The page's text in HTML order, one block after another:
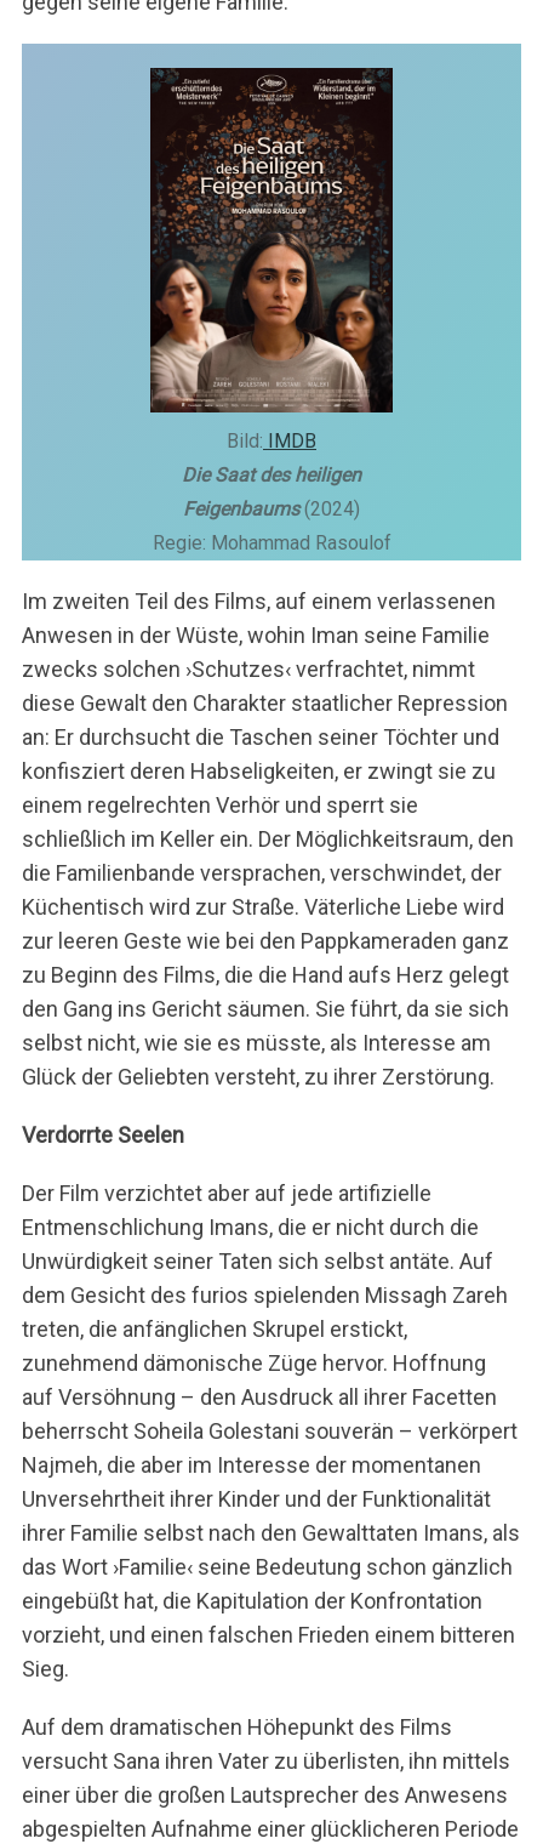
Bild: IMDB
Die Saat des heiligen
Feigenbaums(2024)
Regie: Mohammad Rasoulof
Im zweiten Teil des Films, auf einem verlassenen
Anwesen in der Wüste, wohin Iman seine Familie
zwecks solchen ›Schutzes‹ verfrachtet, nimmt
diese Gewalt den Charakter staatlicher Repression
an: Er durchsucht die Taschen seiner Töchter und
konfisziert deren Habseligkeiten, er zwingt sie zu
einem regelrechten Verhör und sperrt sie
schließlich im Keller ein. Der Möglichkeitsraum, den
die Familienbande versprachen, verschwindet, der
Küchentisch wird zur Straße. Väterliche Liebe wird
zur leeren Geste wie bei den Pappkameraden ganz
zu Beginn des Films, die die Hand aufs Herz gelegt
den Gang ins Gericht säumen. Sie führt, da sie sich
selbst nicht, wie sie es müsste, als Interesse am
Glück der Geliebten versteht, zu ihrer Zerstörung.
Verdorrte Seelen
Der Film verzichtet aber auf jede artifizielle
Entmenschlichung Imans, die er nicht durch die
Unwürdigkeit seiner Taten sich selbst antäte. Auf
dem Gesicht des furios spielenden Missagh Zareh
treten, die anfänglichen Skrupel erstickt,
zunehmend dämonische Züge hervor. Hoffnung
auf Versöhnung – den Ausdruck all ihrer Facetten
beherrscht Soheila Golestani souverän – verkörpert
Najmeh, die aber im Interesse der momentanen
Unversehrtheit ihrer Kinder und der Funktionalität
ihrer Familie selbst nach den Gewalttaten Imans, als
das Wort ›Familie‹ seine Bedeutung schon gänzlich
eingebüßt hat, die Kapitulation der Konfrontation
vorzieht, und einen falschen Frieden einem bitteren
Sieg.
Auf dem dramatischen Höhepunkt des Films
versucht Sana ihren Vater zu überlisten, ihn mittels
einer über die großen Lautsprecher des Anwesens
abgespielten Aufnahme einer glücklicheren Periode